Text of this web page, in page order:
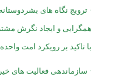
· ترویج نگاه های
همگرایی و ایجاد نگرش
با تاکید بر رویکرد امت
· سازماندهی فعالیت های